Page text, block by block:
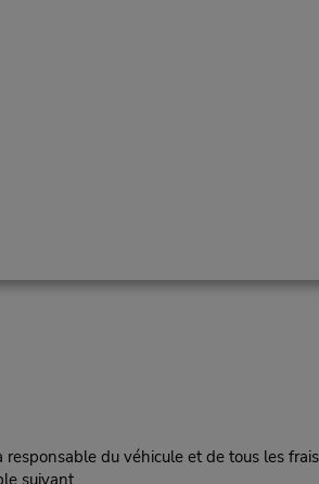
du véhicule et de tous les